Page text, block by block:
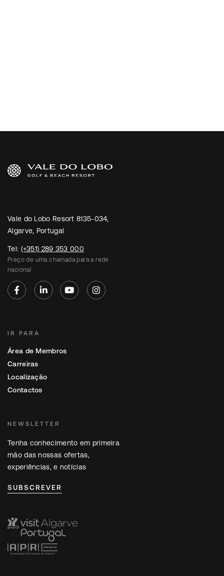
Vale do Lobo Resort 8135-034,
Algarve, Portugal
Tel: (+351) 289 353 000
Preço de uma chamada para a rede
nacional
IR PARA
Área de Membros
Carreiras
Localização
Contactos
NEWSLETTER
Tenha conhecimento em primeira
mão das nossas ofertas,
experiências, e notícias
SUBSCREVER